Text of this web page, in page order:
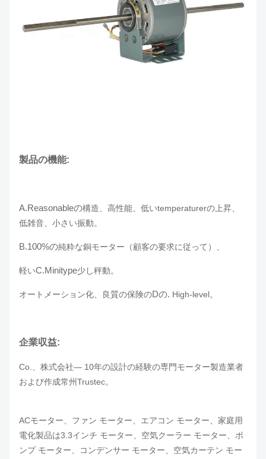
製品の機能:
A.Reasonableの構造、高性能、低いtemperaturerの上昇、
低雑音、小さい振動。
B.100%の純粋な銅モーター（顧客の要求に従って）、
軽いC.Minitype少し秤動。
オートメーション化、良質の保険のDの. High-level。
企業収益:
Co.、株式会社— 10年の設計の経験の専門モーター製造業者
および作成常州Trustec。
ACモーター、ファン モーター、エアコン モーター、家庭用
電化製品は3.3インチ モーター、空気クーラー モーター、ポ
ンプ モーター、コンデンサー モーター、空気カーテン モー